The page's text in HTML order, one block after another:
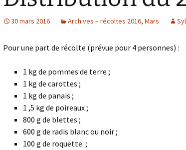
30 mars 2016 Archives – récoltes 2016, Mars
Pour une part de récolte (prévue pour 4 personnes) :
1 kg de pommes de terre ;
1 kg de carottes ;
1 kg de panais ;
1 ,5 kg de poireaux ;
800 g de blettes ;
600 g de radis blanc ou noir ;
100 g de roquette ;